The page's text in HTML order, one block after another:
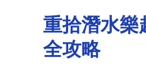
重拾潛水樂
全攻略